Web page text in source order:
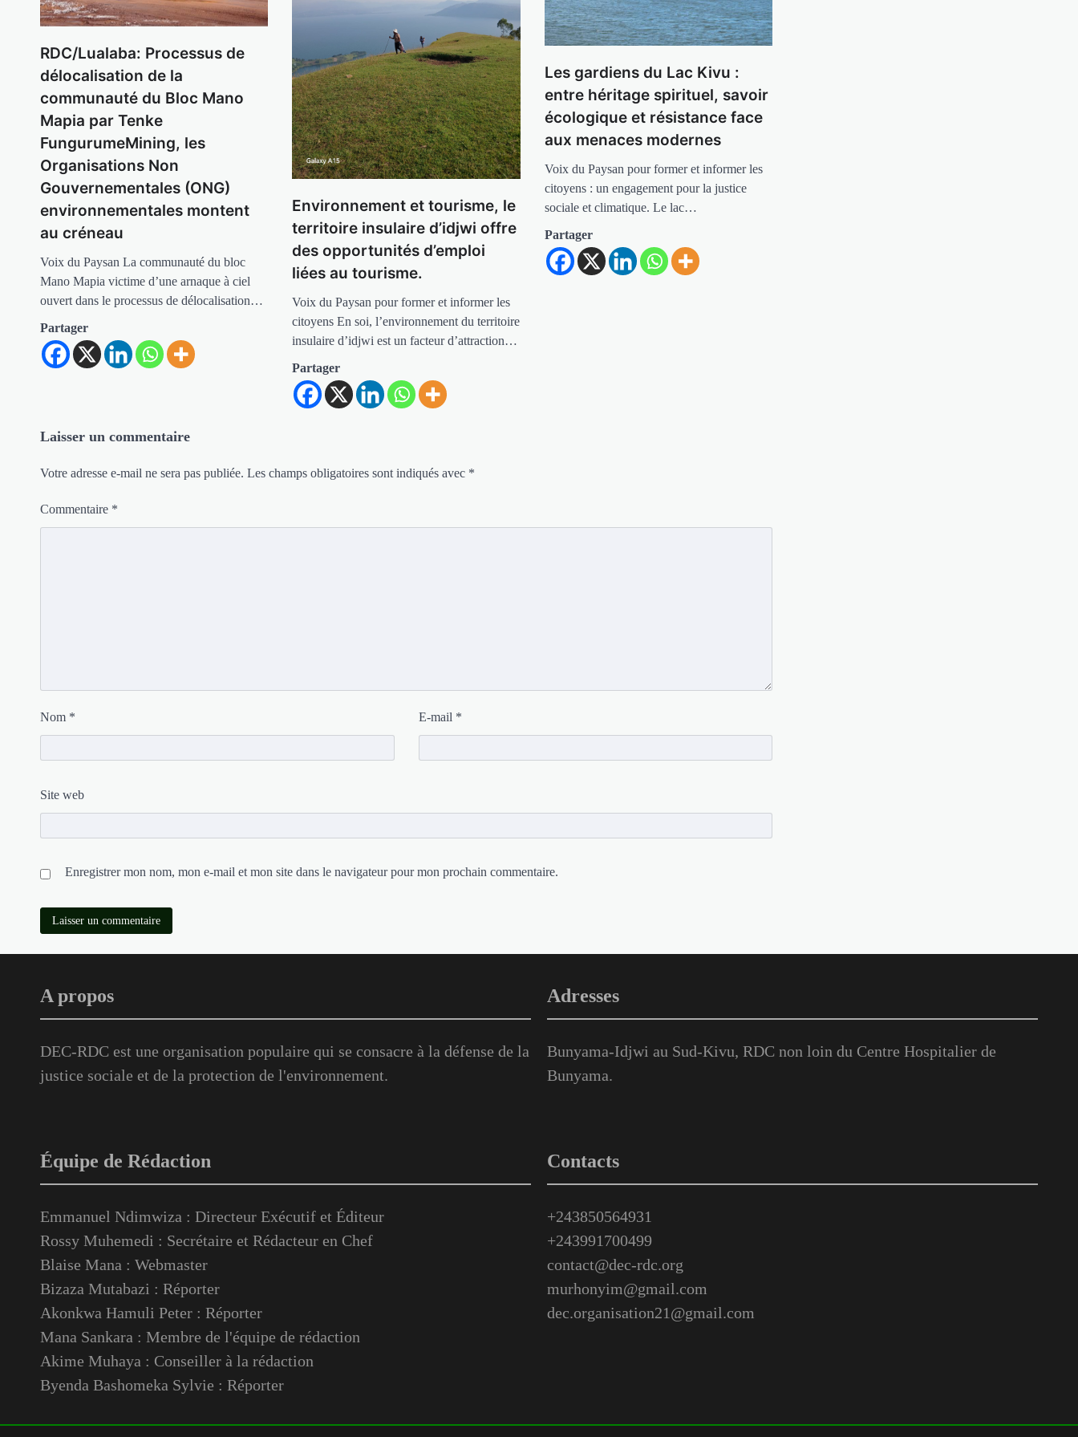
RDC/Lualaba: Processus de
délocalisation de la
communauté du Bloc Mano
Mapia par Tenke
FungurumeMining, les
Organisations Non
Gouvernementales (ONG)
environnementales montent
au créneau
Voix du Paysan La communauté du bloc
Mano Mapia victime d’une arnaque à ciel
ouvert dans le processus de délocalisation…
Partager
Environnement et tourisme, le
territoire insulaire d’idjwi offre
des opportunités d’emploi
liées au tourisme.
Voix du Paysan pour former et informer les
citoyens En soi, l’environnement du territoire
insulaire d’idjwi est un facteur d’attraction…
Partager
Les gardiens du Lac Kivu :
entre héritage spirituel, savoir
écologique et résistance face
aux menaces modernes
Voix du Paysan pour former et informer les
citoyens : un engagement pour la justice
sociale et climatique. Le lac…
Partager
Laisser un commentaire
Votre adresse e-mail ne sera pas publiée. Les champs obligatoires sont indiqués avec *
Commentaire *
Nom * E-mail *
Site web
Enregistrer mon nom, mon e-mail et mon site dans le navigateur pour mon prochain commentaire.
A propos
DEC-RDC est une organisation populaire qui se consacre à la défense de la
justice sociale et de la protection de l'environnement.
Adresses
Bunyama-Idjwi au Sud-Kivu, RDC non loin du Centre Hospitalier de
Bunyama.
Équipe de Rédaction
Emmanuel Ndimwiza : Directeur Exécutif et Éditeur
Rossy Muhemedi : Secrétaire et Rédacteur en Chef
Blaise Mana : Webmaster
Bizaza Mutabazi : Réporter
Akonkwa Hamuli Peter : Réporter
Mana Sankara : Membre de l'équipe de rédaction
Akime Muhaya : Conseiller à la rédaction
Byenda Bashomeka Sylvie : Réporter
Contacts
+243850564931
+243991700499
contact@dec-rdc.org
murhonyim@gmail.com
dec.organisation21@gmail.com